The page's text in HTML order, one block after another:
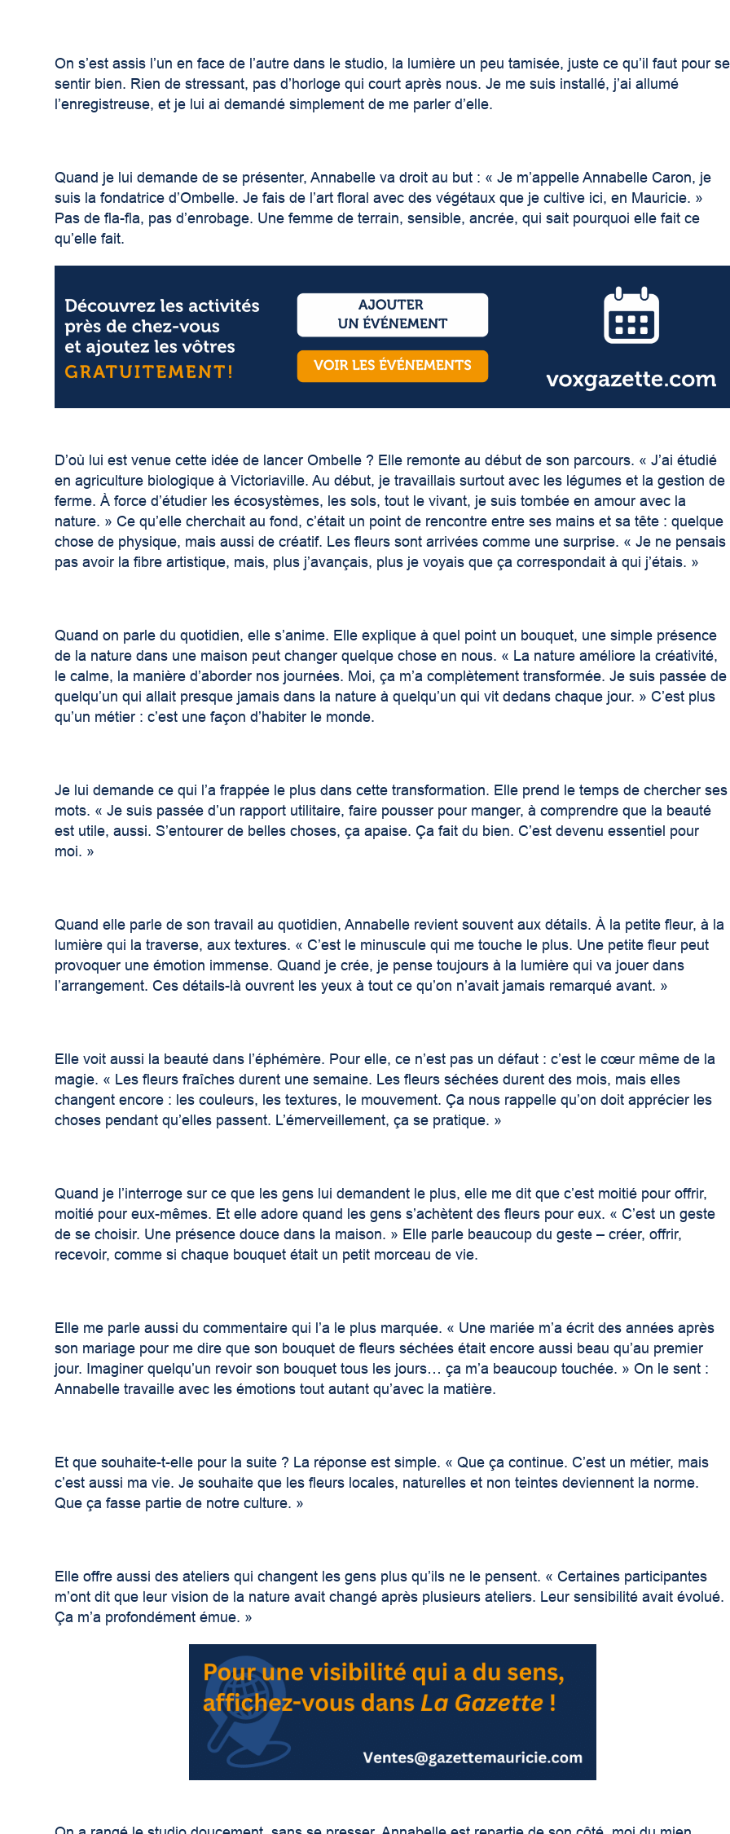
On s’est assis l’un en face de l’autre dans le studio, la lumière un peu tamisée, juste ce qu’il faut pour se
sentir bien. Rien de stressant, pas d’horloge qui court après nous. Je me suis installé, j’ai allumé
l’enregistreuse, et je lui ai demandé simplement de me parler d’elle.
Quand je lui demande de se présenter, Annabelle va droit au but : « Je m’appelle Annabelle Caron, je
suis la fondatrice d’Ombelle. Je fais de l’art floral avec des végétaux que je cultive ici, en Mauricie. »
Pas de fla-fla, pas d’enrobage. Une femme de terrain, sensible, ancrée, qui sait pourquoi elle fait ce
qu’elle fait.
D’où lui est venue cette idée de lancer Ombelle ? Elle remonte au début de son parcours. « J’ai étudié
en agriculture biologique à Victoriaville. Au début, je travaillais surtout avec les légumes et la gestion de
ferme. À force d’étudier les écosystèmes, les sols, tout le vivant, je suis tombée en amour avec la
nature. » Ce qu’elle cherchait au fond, c’était un point de rencontre entre ses mains et sa tête : quelque
chose de physique, mais aussi de créatif. Les fleurs sont arrivées comme une surprise. « Je ne pensais
pas avoir la fibre artistique, mais, plus j’avançais, plus je voyais que ça correspondait à qui j’étais. »
Quand on parle du quotidien, elle s’anime. Elle explique à quel point un bouquet, une simple présence
de la nature dans une maison peut changer quelque chose en nous. « La nature améliore la créativité,
le calme, la manière d’aborder nos journées. Moi, ça m’a complètement transformée. Je suis passée de
quelqu’un qui allait presque jamais dans la nature à quelqu’un qui vit dedans chaque jour. » C’est plus
qu’un métier : c’est une façon d’habiter le monde.
Je lui demande ce qui l’a frappée le plus dans cette transformation. Elle prend le temps de chercher ses
mots. « Je suis passée d’un rapport utilitaire, faire pousser pour manger, à comprendre que la beauté
est utile, aussi. S’entourer de belles choses, ça apaise. Ça fait du bien. C’est devenu essentiel pour
moi. »
Quand elle parle de son travail au quotidien, Annabelle revient souvent aux détails. À la petite fleur, à la
lumière qui la traverse, aux textures. « C’est le minuscule qui me touche le plus. Une petite fleur peut
provoquer une émotion immense. Quand je crée, je pense toujours à la lumière qui va jouer dans
l’arrangement. Ces détails-là ouvrent les yeux à tout ce qu’on n’avait jamais remarqué avant. »
Elle voit aussi la beauté dans l’éphémère. Pour elle, ce n’est pas un défaut : c’est le cœur même de la
magie. « Les fleurs fraîches durent une semaine. Les fleurs séchées durent des mois, mais elles
changent encore : les couleurs, les textures, le mouvement. Ça nous rappelle qu’on doit apprécier les
choses pendant qu’elles passent. L’émerveillement, ça se pratique. »
Quand je l’interroge sur ce que les gens lui demandent le plus, elle me dit que c’est moitié pour offrir,
moitié pour eux-mêmes. Et elle adore quand les gens s’achètent des fleurs pour eux. « C’est un geste
de se choisir. Une présence douce dans la maison. » Elle parle beaucoup du geste – créer, offrir,
recevoir, comme si chaque bouquet était un petit morceau de vie.
Elle me parle aussi du commentaire qui l’a le plus marquée. « Une mariée m’a écrit des années après
son mariage pour me dire que son bouquet de fleurs séchées était encore aussi beau qu’au premier
jour. Imaginer quelqu’un revoir son bouquet tous les jours… ça m’a beaucoup touchée. » On le sent :
Annabelle travaille avec les émotions tout autant qu’avec la matière.
Et que souhaite-t-elle pour la suite ? La réponse est simple. « Que ça continue. C’est un métier, mais
c’est aussi ma vie. Je souhaite que les fleurs locales, naturelles et non teintes deviennent la norme.
Que ça fasse partie de notre culture. »
Elle offre aussi des ateliers qui changent les gens plus qu’ils ne le pensent. « Certaines participantes
m’ont dit que leur vision de la nature avait changé après plusieurs ateliers. Leur sensibilité avait évolué.
Ça m’a profondément émue. »